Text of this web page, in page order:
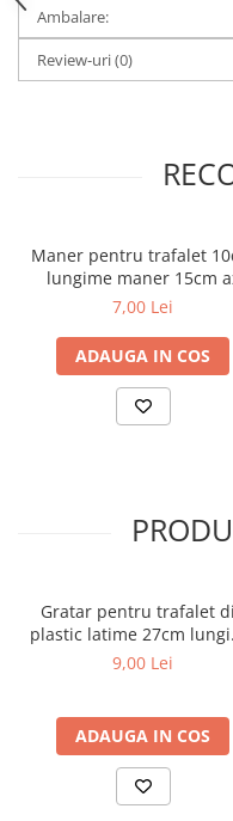
Ambalare:
Review-uri(0)
Maner pentru trafalet
lungime maner 15cm
6mm Inter-S
7,00 Lei
ADAUGA IN COS
Gratar pentru trafalet
plastic latime 27cm
30cm Inter-S
9,00 Lei
ADAUGA IN COS